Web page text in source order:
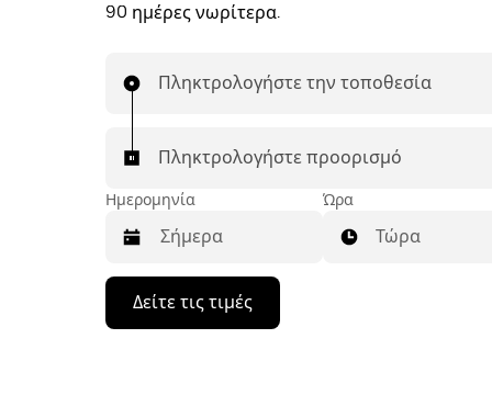
90 ημέρες νωρίτερα.
Πληκτρολογήστε την τοποθεσία
Πληκτρολογήστε προορισμό
Ημερομηνία
Πατήστε
πλήκτρο
Ώρα
Τώρα
Δείτε τις τιμές